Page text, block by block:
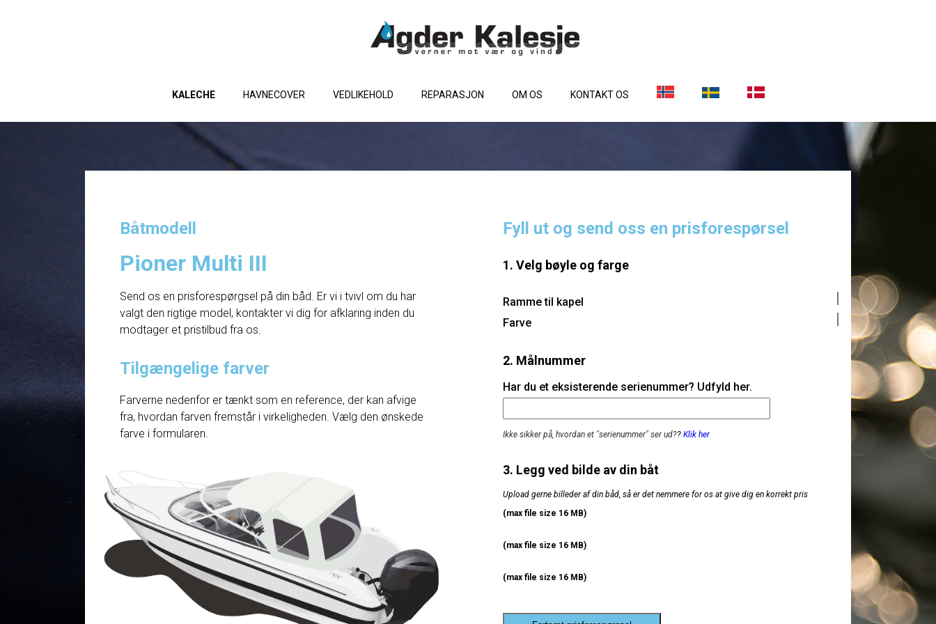
KALECHE HAVNECOVER VEDLIKEHOLD REPARASJON OM OS KONTAKT OS
Båtmodell
Pioner Multi III
Send os en prisforespørgsel på din båd. Er vi i tvivl om du har
valgt den rigtige model, kontakter vi dig for afklaring inden du
modtager et pristilbud fra os.
Tilgængelige farver
Farverne nedenfor er tænkt som en reference, der kan afvige
fra, hvordan farven fremstår i virkeligheden. Vælg den ønskede
farve i formularen.
Fyll ut og send oss en prisforespørsel
1. Velg bøyle og farge
Ramme til kapel
Farve
2. Målnummer
Har du et eksisterende serienummer? Udfyld her.
Ikke sikker på, hvordan et "serienummer" ser ud?? Klik her
3. Legg ved bilde av din båt
Upload gerne billeder af din båd, så er det nemmere for os at give dig en korrekt pris
(max file size 16 MB)
(max file size 16 MB)
(max file size 16 MB)